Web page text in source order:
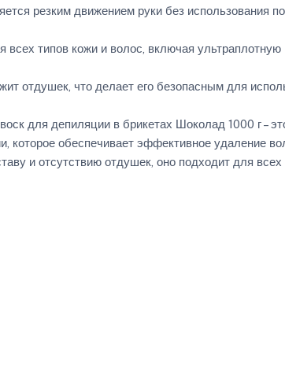
резким движением руки без использования
всех типов кожи и волос, включая ультраплотную
отдушек, что делает его безопасным для
для депиляции в брикетах Шоколад 1000 г –
которое обеспечивает эффективное удаление
и отсутствию отдушек, оно подходит для